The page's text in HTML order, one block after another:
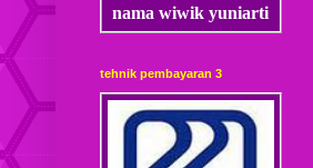
nama wiwik yuniarti
tehnik pembayaran 3